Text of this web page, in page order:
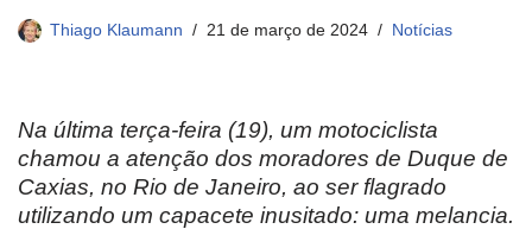
Thiago Klaumann 21 de março de 2024 Notícias
Na última terça-feira (19), um motociclista
chamou a atenção dos moradores de Duque de
Caxias, no Rio de Janeiro, ao ser flagrado
utilizando um capacete inusitado: uma melancia.